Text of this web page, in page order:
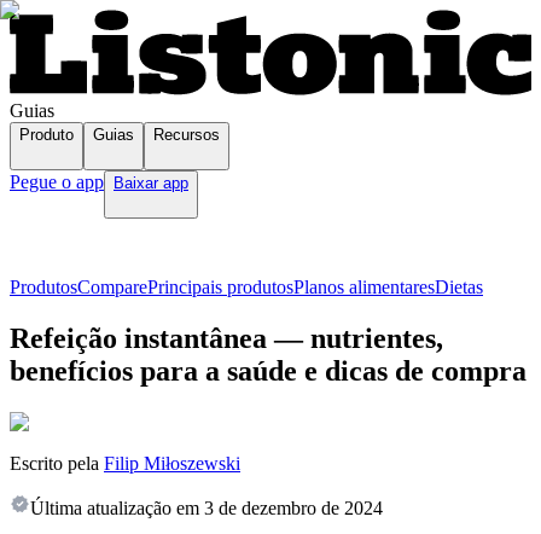
Guias
Produto Guias Recursos
Pegue o app Baixar app
ProdutosComparePrincipais produtosPlanos alimentaresDietas
Refeição instantânea — nutrientes,
benefícios para a saúde e dicas de compra
Escrito pela Filip Miłoszewski
Última atualização em 3 de dezembro de 2024